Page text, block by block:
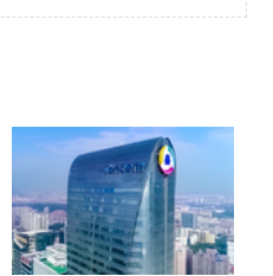
场前20大的基金全部由先锋（7
押支持、可转债和地方债。其
数ETF追踪指数为彭博-巴克莱
Aggregate Float Adjusted
元，相当于第2至6名的债券ETF
（表2）。